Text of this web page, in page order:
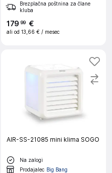
Brezplačna poštnina za člane
kluba
179 99 €
ali od 13,66 € / mesec
AIR-SS-21085 mini klima SOGO
Na zalogi
Prodajalec Big Bang